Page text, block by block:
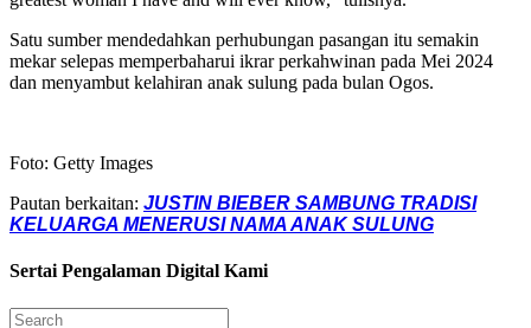
Satu sumber mendedahkan perhubungan pasangan itu semakin
mekar selepas memperbaharui ikrar perkahwinan pada Mei 2024
dan menyambut kelahiran anak sulung pada bulan Ogos.
Foto: Getty Images
Pautan berkaitan: JUSTIN BIEBER SAMBUNG TRADISI
KELUARGA MENERUSI NAMA ANAK SULUNG
Sertai Pengalaman Digital Kami